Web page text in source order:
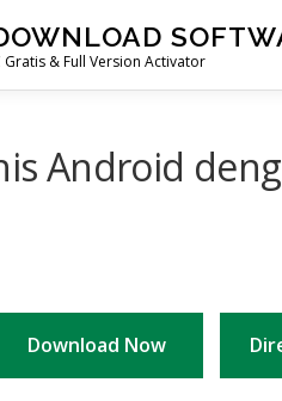
& Full Version Activator
Android
Download Now